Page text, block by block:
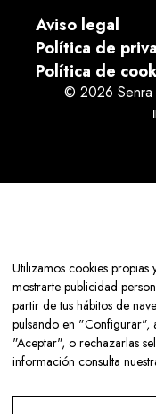
Aviso legal
Política de
Política de
© 2026 Senra
Utilizamos cookies propias
mostrarte publicidad
partir de tus hábitos de
pulsando en "Configurar",
"Aceptar", o rechazarlas
información consulta